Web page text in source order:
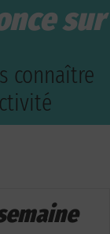
sur
connaître